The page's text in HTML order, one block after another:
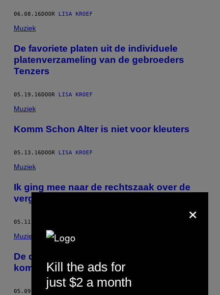
06.08.16DOOR LISA KROEF
Muziek
De favoriete platen uit de individuele
platenverzameling van de gebroeders
Tenzers
05.19.16DOOR LISA KROEF
Muziek
Komm Schon Alter is niet voor kleuters
05.13.16DOOR LISA KROEF
Muziek
Ik ging mee naar de rechtszaak over de
vergunning voor Park am See
05.11.16
Muziek
De debuut-EP ‘Black Sea’ van Ice Viper
komt bijna uit
05.09.16 DOOR
×
Kill the ads for
just $2 a month